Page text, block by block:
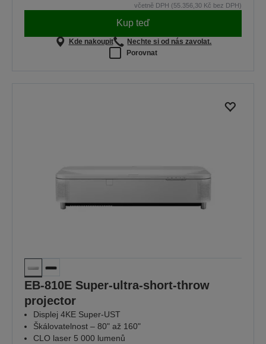
včetně DPH (55.356,30 Kč bez DPH)
Kup teď
Kde nakoupit
Nechte si od nás zavolat.
Porovnat
EB-810E Super-ultra-short-throw
projector
Displej 4KE Super-UST
Škálovatelnost –⁠ 80" až 160"
CLO laser 5 000 lumenů